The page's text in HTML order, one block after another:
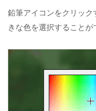
鉛筆アイコンをクリッ
きな色を選択することが